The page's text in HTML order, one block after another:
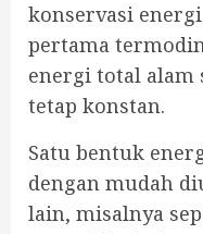
konservasi
pertama
energi total alam
tetap konstan.
Satu bentuk
dengan mudah
lain, misalnya